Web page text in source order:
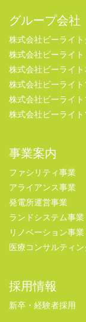
グループ会社
株式会社ビーライ
株式会社ビーライト
株式会社ビーライト
株式会社ビーライ
株式会社ビーライ
株式会社ビーライ
事業案内
ファシリティ事業
アライアンス事業
発電所運営事業
ランドシステム事業
リノベーション事業
医療コンサルティ
採用情報
新卒・経験者採用